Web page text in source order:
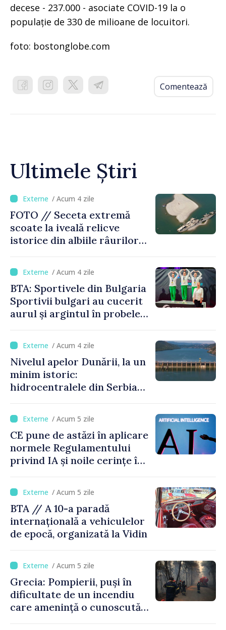
decese - 237.000 - asociate COVID-19 la o
populație de 330 de milioane de locuitori.
foto: bostonglobe.com
Comentează
Ultimele Știri
/ Acum 4 zile
FOTO // Seceta extremă
scoate la iveală relicve
istorice din albiile râurilor
/ Acum 4 zile
BTA: Sportivele din Bulgaria
Sportivii bulgari au cucerit
aurul și argintul în probele
de gimnastică aerobică de la
Oradea
/ Acum 4 zile
Nivelul apelor Dunării, la un
minim istoric:
hidrocentralele din Serbia
capacitate
/ Acum 5 zile
CE pune de astăzi în aplicare
normele Regulamentului
privind IA și noile cerințe în
/ Acum 5 zile
BTA // A 10-a paradă
internațională a vehiculelor
de epocă, organizată la Vidin
/ Acum 5 zile
Grecia: Pompierii, puși în
dificultate de un incendiu
care amenință o cunoscută